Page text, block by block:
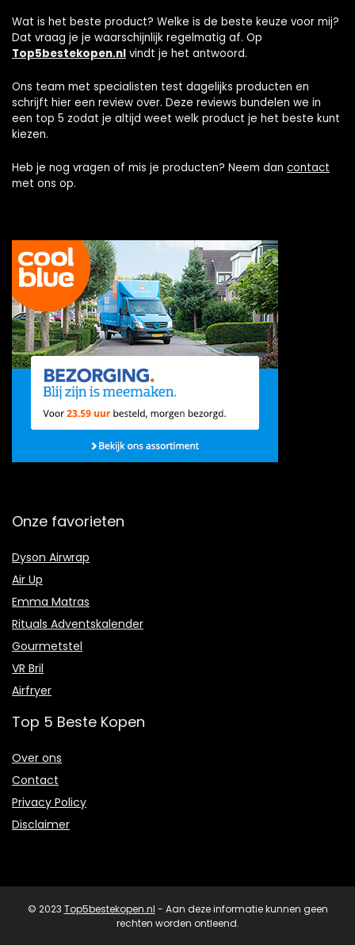
Wat is het beste product? Welke is de beste keuze voor mij?
Dat vraag je je waarschijnlijk regelmatig af. Op
Top5bestekopen.nl vindt je het antwoord.
Ons team met specialisten test dagelijks producten en
schrijft hier een review over. Deze reviews bundelen we in
een top 5 zodat je altijd weet welk product je het beste kunt
kiezen.
Heb je nog vragen of mis je producten? Neem dan contact
met ons op.
Onze favorieten
Dyson Airwrap
Air Up
Emma Matras
Rituals Adventskalender
Gourmetstel
VR Bril
Airfryer
Top 5 Beste Kopen
Over ons
Contact
Privacy Policy
Disclaimer
© 2023 Top5bestekopen.nl - Aan deze informatie kunnen geen
rechten worden ontleend.